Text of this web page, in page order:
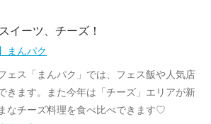
イーツ、チーズ！
まんパク
ェス「まんパク」では、フェス飯や人気店
きます。また今年は「チーズ」エリアが新
なチーズ料理を食べ比べできます♡